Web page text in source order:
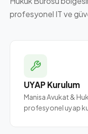
profesyonel IT ve
UYAP Kurulum
Manisa Avukat &
profesyonel uyap